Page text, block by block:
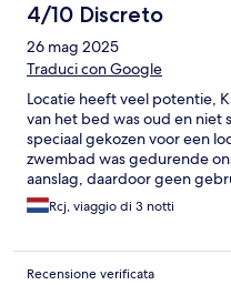
4/10 Discreto
26 mag 2025
Traduci con Google
Locatie heeft veel potentie,
van het bed was oud en niet
speciaal gekozen voor een
zwembad was gedurende
aanslag, daardoor geen
voor een dergelijke locatie
Rcj, viaggio di 3 notti
Recensione verificata